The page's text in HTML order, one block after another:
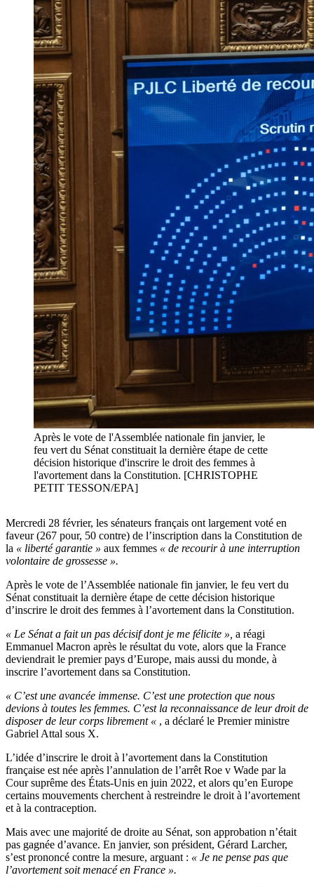
Après le vote de l'Assemblée nationale fin janvier, le
feu vert du Sénat constituait la dernière étape de cette
décision historique d'inscrire le droit des femmes à
l'avortement dans la Constitution. [CHRISTOPHE
PETIT TESSON/EPA]
Mercredi 28 février, les sénateurs français ont largement voté en
faveur (267 pour, 50 contre) de l’inscription dans la Constitution de
la « liberté garantie » aux femmes « de recourir à une interruption
volontaire de grossesse ».
Après le vote de l’Assemblée nationale fin janvier, le feu vert du
Sénat constituait la dernière étape de cette décision historique
d’inscrire le droit des femmes à l’avortement dans la Constitution.
« Le Sénat a fait un pas décisif dont je me félicite », a réagi
Emmanuel Macron après le résultat du vote, alors que la France
deviendrait le premier pays d’Europe, mais aussi du monde, à
inscrire l’avortement dans sa Constitution.
« C’est une avancée immense. C’est une protection que nous
devions à toutes les femmes. C’est la reconnaissance de leur droit de
disposer de leur corps librement « , a déclaré le Premier ministre
Gabriel Attal sous X.
L’idée d’inscrire le droit à l’avortement dans la Constitution
française est née après l’annulation de l’arrêt Roe v Wade par la
Cour suprême des États-Unis en juin 2022, et alors qu’en Europe
certains mouvements cherchent à restreindre le droit à l’avortement
et à la contraception.
Mais avec une majorité de droite au Sénat, son approbation n’était
pas gagnée d’avance. En janvier, son président, Gérard Larcher,
s’est prononcé contre la mesure, arguant : « Je ne pense pas que
l’avortement soit menacé en France ».